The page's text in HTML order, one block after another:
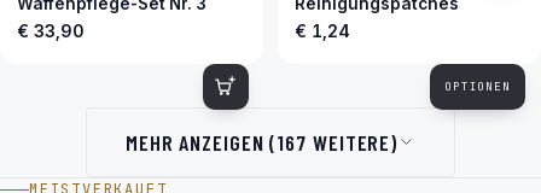
€ 33,90 € 1,24
OPTIONEN
MEHR ANZEIGEN (167 WEITERE)
MEISTVERKAUFT